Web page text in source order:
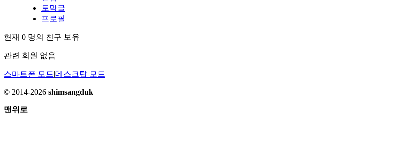
토막글
프로필
현재 0 명의 친구 보유
관련 회원 없음
스마트폰 모드|데스크탑 모드
© 2014-2026 shimsangduk
맨위로